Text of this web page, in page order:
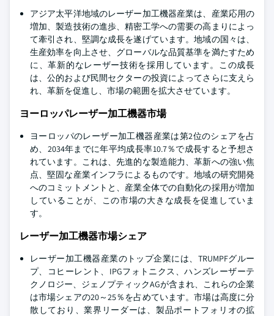
アジア太平洋地域のレーザー加工機器産業は、産業応用の
増加、製造技術の進歩、精密工学への需要の高まりによっ
て牽引され、堅調な成長を遂げています。地域の国々は、
生産効率を向上させ、グローバルな品質基準を満たすため
に、革新的なレーザー技術を採用しています。この成長
は、公的および民間セクターの投資によってさらに支えら
れ、革新を促進し、市場の範囲を拡大させています。
ヨーロッパレーザー加工機器市場
ヨーロッパのレーザー加工機器産業は第2位のシェアを占
め、2034年までに年平均成長率10.7％で成長すると予想さ
れています。これは、先進的な製造能力、革新への強い焦
点、堅固な産業インフラによるものです。地域の研究開発
へのコミットメントと、産業全体での自動化の採用が増加
していることが、この市場の大きな成長を促進していま
す。
レーザー加工機器市場シェア
レーザー加工機器産業のトップ企業には、TRUMPFグルー
プ、コヒーレント、IPGフォトニクス、ハンズレーザーテ
クノロジー、ジェノプティックAGが含まれ、これらの企業
は市場シェアの20～25％を占めています。市場は高度に分
散しており、業界リーダーは、製品ポートフォリオの拡